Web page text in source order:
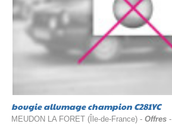
bougie allumage champion C281YC
MEUDON LA FORET (Île-de-France) - Offres-